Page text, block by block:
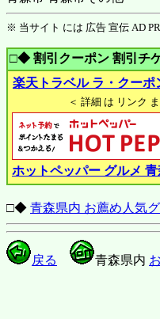
※ 当サイト には 広告 宣伝 AD
□◆ 割引クーポン 割引チ
楽天トラベル ラ・クーポ
＜ 詳細 は リンク
ホットペッパー グルメ 青
□◆ 青森県内 お薦め人気
戻る 青森県内